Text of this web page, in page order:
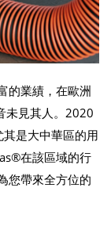
的業績，在歐洲
未見其人。2020
是大中華區的用
在該區域的行
您帶來全方位的